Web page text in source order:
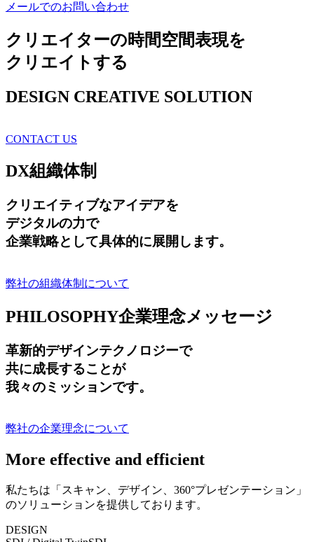
メールでのお問い合わせ
クリエイターの時間空間表現を
クリエイトする
DESIGN CREATIVE SOLUTION
CONTACT US
DX組織体制
クリエイティブなアイデアを
デジタルの力で
企業戦略として具体的に展開します。
弊社の組織体制について
PHILOSOPHY企業理念メッセージ
革新的デザインテクノロジーで
共に成長することが
我々のミッションです。
弊社の企業理念について
More effective and efficient
私たちは「スキャン、デザイン、360°プレゼンテーション」
のソリューションを提供しております。
DESIGN